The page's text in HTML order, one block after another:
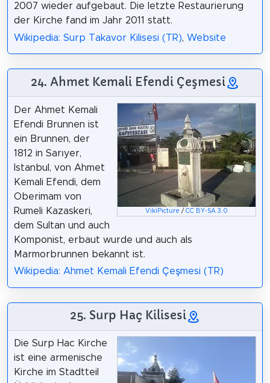
2007 wieder aufgebaut. Die letzte Restaurierung
der Kirche fand im Jahr 2011 statt.
Wikipedia: Surp Takavor Kilisesi (TR), Website
24. Ahmet Kemali Efendi Çeşmesi
VikiPicture /CC BY-SA 3.0
Der Ahmet Kemali
Efendi Brunnen ist
ein Brunnen, der
1812 in Sarıyer,
Istanbul, von Ahmet
Kemali Efendi, dem
Oberimam von
Rumeli Kazaskeri,
dem Sultan und auch
Komponist, erbaut wurde und auch als
Marmorbrunnen bekannt ist.
Wikipedia: Ahmet Kemali Efendi Çeşmesi (TR)
25. Surp Haç Kilisesi
Die Surp Hac Kirche
ist eine armenische
Kirche im Stadtteil